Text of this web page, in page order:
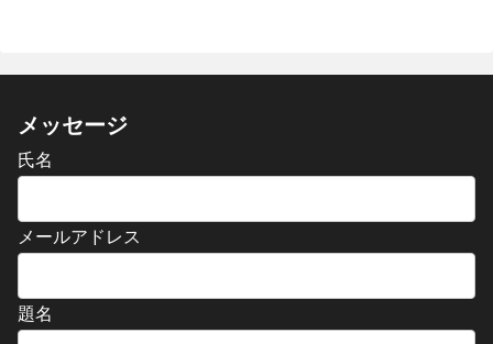
メッセージ
氏名
メールアドレス
題名